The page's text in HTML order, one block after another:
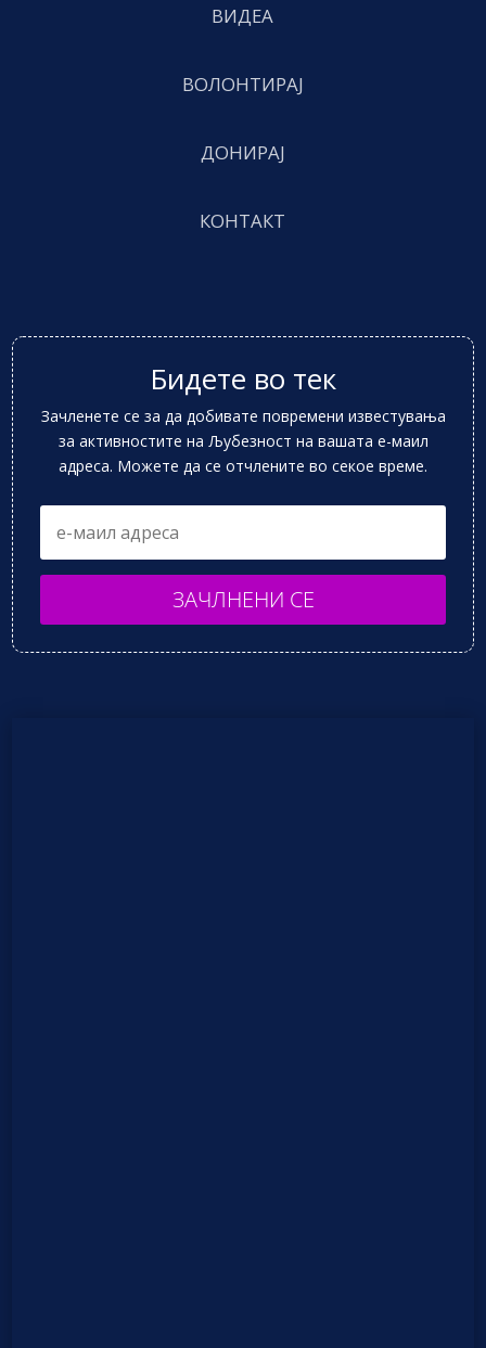
ВИДЕА
ВОЛОНТИРАЈ
ДОНИРАЈ
КОНТАКТ
Бидете во тек
Зачленете се за да добивате повремени известувања
за активностите на Љубезност на вашата е-маил
адреса. Можете да се отчлените во секое време.
ЗАЧЛНЕНИ СЕ